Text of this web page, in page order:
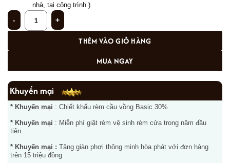
nhà, tại công trình )
Rèm phòng khách PK - 13 số lượng
THÊM VÀO GIỎ HÀNG
MUA NGAY
Khuyến mại
* Khuyến mại : Chiết khấu rèm cầu vồng Basic 30%
* Khuyến mại : Miễn phí giặt rèm vệ sinh rèm cửa trong năm đầu
tiên.
* Khuyến mại : Tặng giàn phơi thông minh hòa phát với đơn hàng
trên 15 triệu đồng